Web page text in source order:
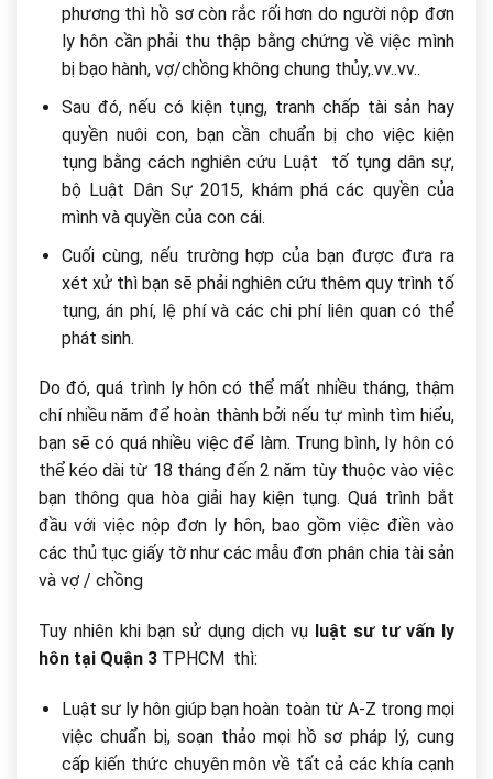
phương thì hồ sơ còn rắc rối hơn do người nộp đơn
ly hôn cần phải thu thập bằng chứng về việc mình
bị bạo hành, vợ/chồng không chung thủy,.vv..vv..
Sau đó, nếu có kiện tụng, tranh chấp tài sản hay
quyền nuôi con, bạn cần chuẩn bị cho việc kiện
tụng bằng cách nghiên cứu Luật tố tụng dân sự,
bộ Luật Dân Sự 2015, khám phá các quyền của
mình và quyền của con cái.
Cuối cùng, nếu trường hợp của bạn được đưa ra
xét xử thì bạn sẽ phải nghiên cứu thêm quy trình tố
tụng, án phí, lệ phí và các chi phí liên quan có thể
phát sinh.
Do đó, quá trình ly hôn có thể mất nhiều tháng, thậm
chí nhiều năm để hoàn thành bởi nếu tự mình tìm hiểu,
bạn sẽ có quá nhiều việc để làm. Trung bình, ly hôn có
thể kéo dài từ 18 tháng đến 2 năm tùy thuộc vào việc
bạn thông qua hòa giải hay kiện tụng. Quá trình bắt
đầu với việc nộp đơn ly hôn, bao gồm việc điền vào
các thủ tục giấy tờ như các mẫu đơn phân chia tài sản
và vợ / chồng
Tuy nhiên khi bạn sử dụng dịch vụ luật sư tư vấn ly
hôn tại Quận 3 TPHCM thì:
Luật sư ly hôn giúp bạn hoàn toàn từ A-Z trong mọi
việc chuẩn bị, soạn thảo mọi hồ sơ pháp lý, cung
cấp kiến thức chuyên môn về tất cả các khía cạnh